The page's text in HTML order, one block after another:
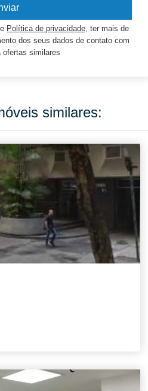
e Política de privacidade, ter mais de
dos seus dados de contato com
ofertas similares
similares: